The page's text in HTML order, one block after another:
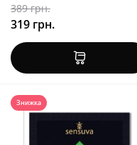
389 грн.
319 грн.
Знижка